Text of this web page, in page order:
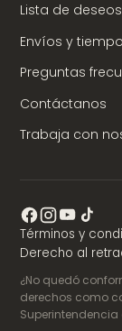
Lista de deseos
Envíos y
Preguntas
Contáctanos
Trabaja con
Términos y
Derecho al
¿No quedó
derechos como